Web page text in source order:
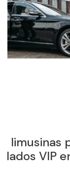
5
privado